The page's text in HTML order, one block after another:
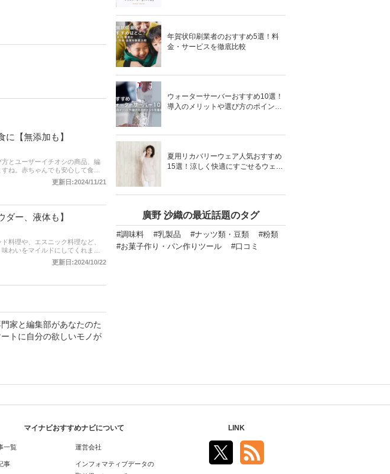
【無添加も】
とユーザーイチオシの商品、編
ね。赤ちゃんでも安心して食べ
いるので、比較して選びましょ
ミとあわせてチェックしてみて
更新日:2024/11/21
ー、液体も】
料理や、エスニック料理など、
わいをマイルドにしてくれま
ツミルクがたくさんあります。
とおすすめ商品をご紹介。通販
更新日:2024/10/22
家と編集部があなたのた
トに自分の欲しいモノが
年賀状印刷業者のおすすめ5選！料
金・サービスを徹底比較
ウォーターサーバーおすすめ10選！
導入のメリットや選び方のポイント
夏用リカバリーウェア人気おすすめ
15選！涼しく快適にすごせるウェア
廣野 沙織の最近話題のタグ
#調味料 #乳製品 #ナッツ類・豆類
#粉類
#お菓子作り・パン作りツール
#口コミ
マイナビおすすめナビについて
一覧
事
運営会社
インフォマティブデータの
LINK